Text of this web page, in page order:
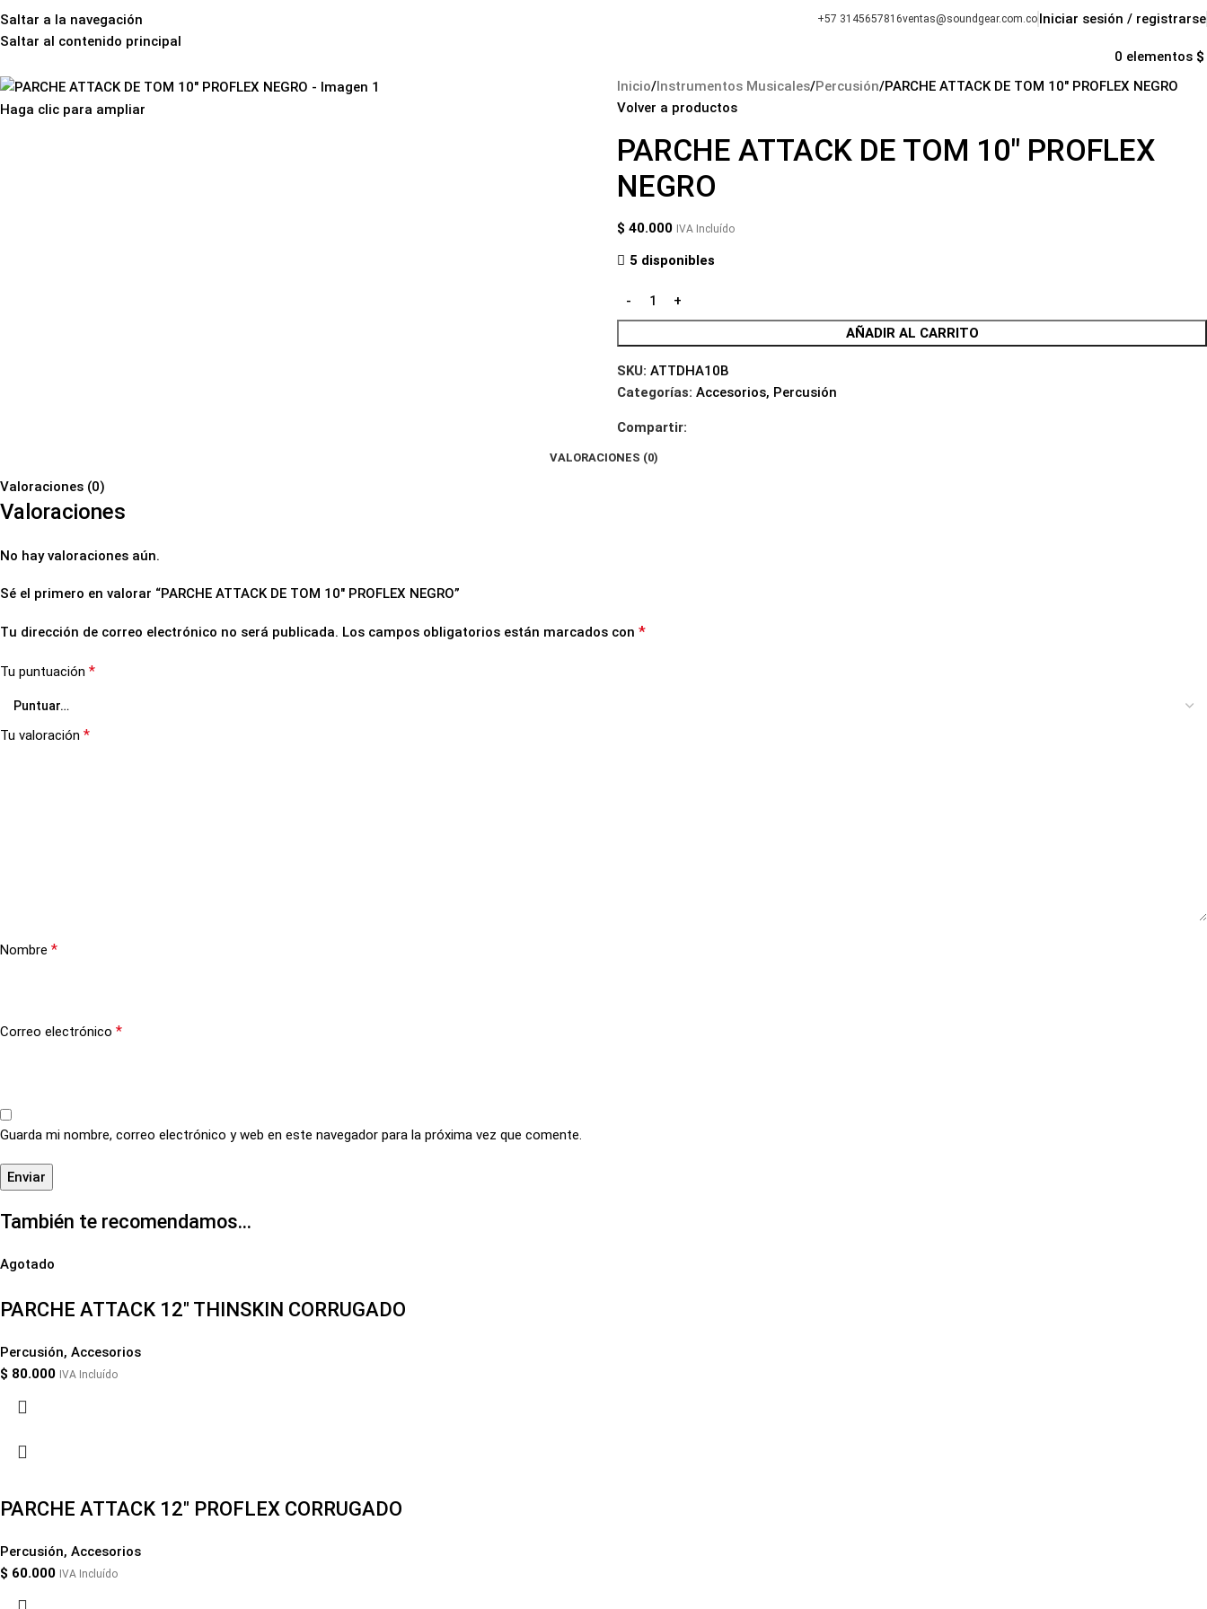
Saltar a la navegación
Saltar al contenido principal
+57 3145657816ventas@soundgear.com.co Iniciar sesión / registrarse
0 elementos $
Haga clic para ampliar
Inicio Instrumentos Musicales Percusión PARCHE ATTACK DE TOM 10″ PROFLEX NEGRO
Volver a productos
PARCHE ATTACK DE TOM 10″ PROFLEX
NEGRO
$ 40.000 IVA Incluído
5 disponibles
AÑADIR AL CARRITO
SKU: ATTDHA10B
Categorías: Accesorios, Percusión
Compartir:
VALORACIONES (0)
Valoraciones (0)
Valoraciones
No hay valoraciones aún.
Sé el primero en valorar “PARCHE ATTACK DE TOM 10″ PROFLEX NEGRO”
Tu dirección de correo electrónico no será publicada. Los campos obligatorios están marcados con *
Tu puntuación *
Tu valoración *
Nombre *
Correo electrónico *
Guarda mi nombre, correo electrónico y web en este navegador para la próxima vez que comente.
También te recomendamos…
Agotado
PARCHE ATTACK 12″ THINSKIN CORRUGADO
Percusión, Accesorios
$ 80.000 IVA Incluído
PARCHE ATTACK 12″ PROFLEX CORRUGADO
Percusión, Accesorios
$ 60.000 IVA Incluído